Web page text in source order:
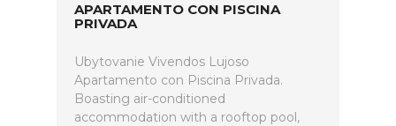
APARTAMENTO CON PISCINA
PRIVADA
Ubytovanie Vivendos Lujoso
Apartamento con Piscina Privada.
Boasting air-conditioned
accommodation with a rooftop pool,